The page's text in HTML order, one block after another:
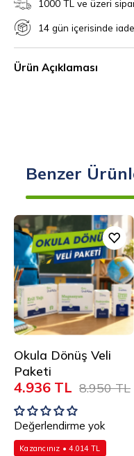
1000 TL ve üzeri
14 gün içerisinde iade
Ürün Açıklaması
Benzer
Okula
Dönüş
Veli
Paketi
Okula Dönüş Veli
Paketi
4.936 TL 8.950 TL
Değerlendirme yok
Kazancınız • 4.014 TL